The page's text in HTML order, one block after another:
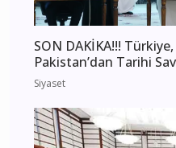
SON DAKİKA!!!
Pakistan’dan Tarihi
Siyaset